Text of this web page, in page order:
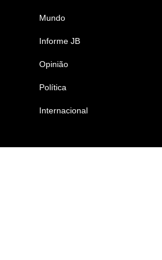
Mundo
Informe JB
Opinião
Política
Internacional